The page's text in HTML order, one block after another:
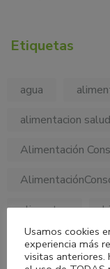
Etiquetas
agua
alimentacion
Alimentación
alimentos
cancer
Usamos cookies
experiencia más
visitas anteriores.